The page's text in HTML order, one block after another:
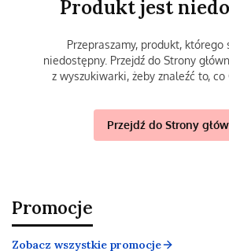
Produkt jest
Przepraszamy, produkt, którego
niedostępny. Przejdź do Strony
z wyszukiwarki, żeby znaleźć to, co
Przejdź do Strony
Promocje
Zobacz wszystkie promocje